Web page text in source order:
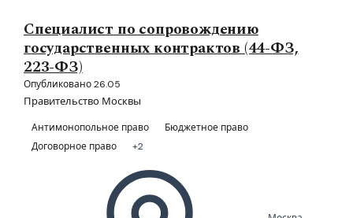
Специалист по сопровождению
государственных контрактов (44-ФЗ,
223-ФЗ)
Опубликовано 26.05
Правительство Москвы
Антимонопольное право
Бюджетное право
Договорное право
+2